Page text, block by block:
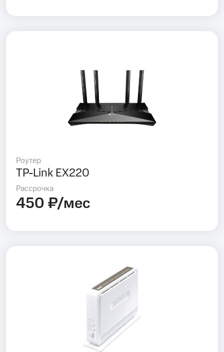
Роутер
TP-Link EX220
Рассрочка
450 ₽/мес